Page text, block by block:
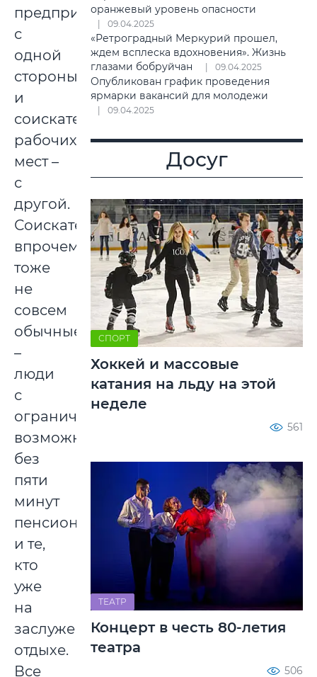
предприятий
с
одной
стороны
и
соискатели
рабочих
мест –
с
другой.
Соискатели,
впрочем,
тоже
не
совсем
обычные
–
люди
с
ограниченными
возможностями,
без
пяти
минут
пенсионеры,
и те,
кто
уже
на
заслуженном
отдыхе.
Все
оранжевый уровень опасности
09.04.2025
«Ретроградный Меркурий прошел,
ждем всплеска вдохновения». Жизнь
глазами бобруйчан
09.04.2025
Опубликован график проведения
ярмарки вакансий для молодежи
09.04.2025
Досуг
СПОРТ
Хоккей и массовые
катания на льду на этой
неделе
561
ТЕАТР
Концерт в честь 80-летия
театра
506